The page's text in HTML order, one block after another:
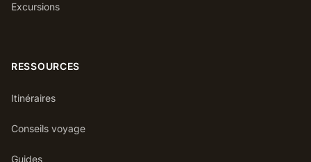
Excursions
RESSOURCES
Itinéraires
Conseils voyage
Guides